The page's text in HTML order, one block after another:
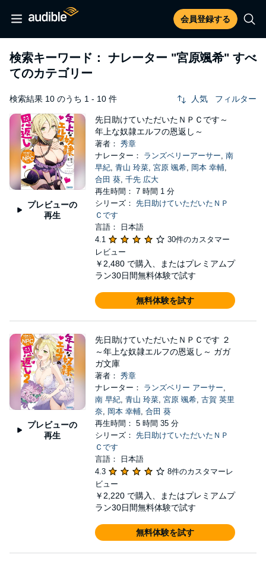
会員登録する
検索キーワード： ナレーター "宮原颯希" すべ
てのカテゴリー
検索結果 10 のうち 1 - 10 件 人気 フィルター
プレビューの
再生
先日助けていただいたＮＰＣです～
年上な奴隷エルフの恩返し～
著者： 秀章
ナレーター： ランズベリーアーサー, 南
早紀, 青山 玲菜, 宮原 颯希, 岡本 幸輔,
合田 葵, 千先 広大
再生時間： 7 時間 1 分
シリーズ： 先日助けていただいたＮＰ
Ｃです
言語： 日本語
4.1
30件のカスタマー
レビュー
￥2,480 で購入、またはプレミアムプ
ラン30日間無料体験で試す
無料体験を試す
プレビューの
再生
先日助けていただいたＮＰＣです ２
～年上な奴隷エルフの恩返し～ ガガ
ガ文庫
著者： 秀章
ナレーター： ランズベリー アーサー,
南 早紀, 青山 玲菜, 宮原 颯希, 古賀 英里
奈, 岡本 幸輔, 合田 葵
再生時間： 5 時間 35 分
シリーズ： 先日助けていただいたＮＰ
Ｃです
言語： 日本語
4.3
8件のカスタマーレ
ビュー
￥2,220 で購入、またはプレミアムプ
ラン30日間無料体験で試す
無料体験を試す